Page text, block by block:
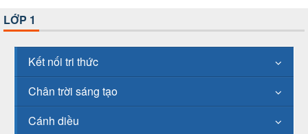
LỚP 1
Kết nối tri thức
Chân trời sáng tạo
Cánh diều